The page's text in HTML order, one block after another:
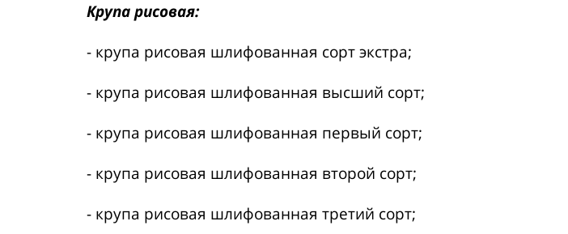
Крупа рисовая:
- крупа рисовая шлифованная сорт экстра;
- крупа рисовая шлифованная высший сорт;
- крупа рисовая шлифованная первый сорт;
- крупа рисовая шлифованная второй сорт;
- крупа рисовая шлифованная третий сорт;